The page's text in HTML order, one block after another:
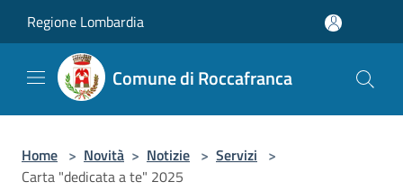
Regione Lombardia
Comune di Roccafranca
Home > Novità > Notizie > Servizi >
Carta "dedicata a te" 2025